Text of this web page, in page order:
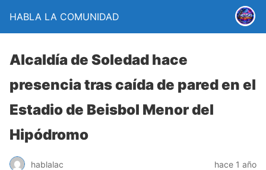
HABLA LA COMUNIDAD
Alcaldía de Soledad hace
presencia tras caída de pared en el
Estadio de Beisbol Menor del
Hipódromo
hablalac hace 1 año